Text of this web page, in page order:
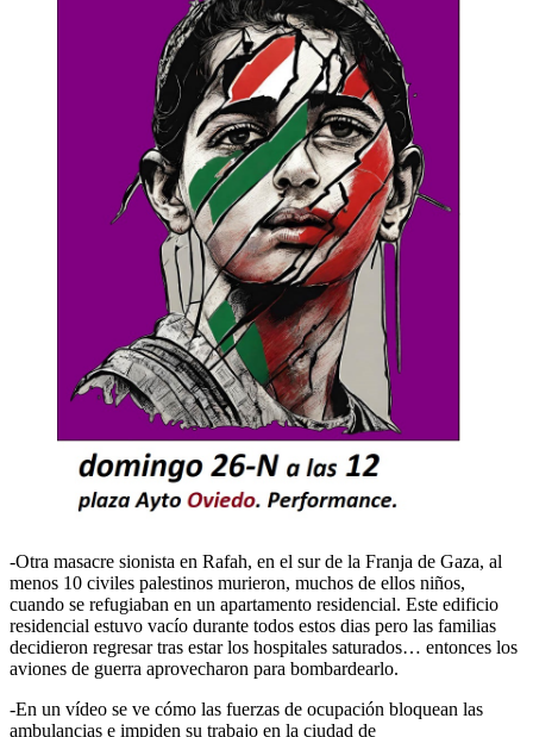
-Otra masacre sionista en Rafah, en el sur de la Franja de Gaza, al
menos 10 civiles palestinos murieron, muchos de ellos niños,
cuando se refugiaban en un apartamento residencial. Este edificio
residencial estuvo vacío durante todos estos dias pero las familias
decidieron regresar tras estar los hospitales saturados… entonces los
aviones de guerra aprovecharon para bombardearlo.
-En un vídeo se ve cómo las fuerzas de ocupación bloquean las
ambulancias e impiden su trabajo en la ciudad de